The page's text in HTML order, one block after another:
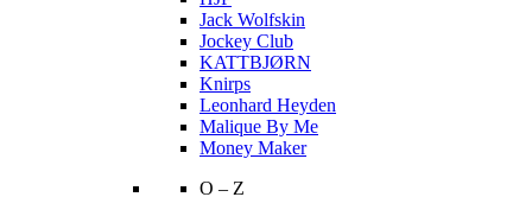
Jack Wolfskin
Jockey Club
KATTBJØRN
Knirps
Leonhard Heyden
Malique By Me
Money Maker
O – Z